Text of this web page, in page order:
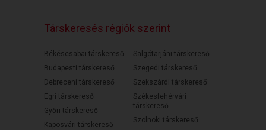
Társkeresés régiók szerint
Békéscsabai társkereső
Budapesti társkereső
Debreceni társkereső
Egri társkereső
Győri társkereső
Kaposvári társkereső
Salgótarjáni társkereső
Szegedi társkereső
Szekszárdi társkereső
Székesfehérvári
társkereső
Szolnoki társkereső